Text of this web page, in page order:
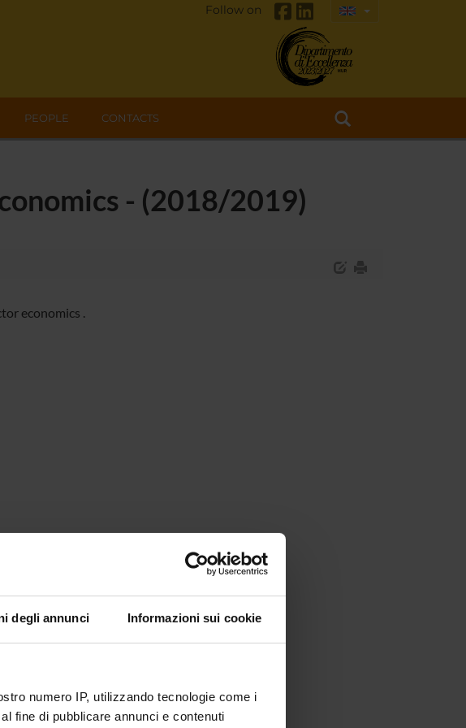
degli annunci Informazioni sui cookie
numero IP, utilizzando tecnologie come i
fine di pubblicare annunci e contenuti
Follow on
PEOPLE CONTACTS
- (2018/2019)
economics .